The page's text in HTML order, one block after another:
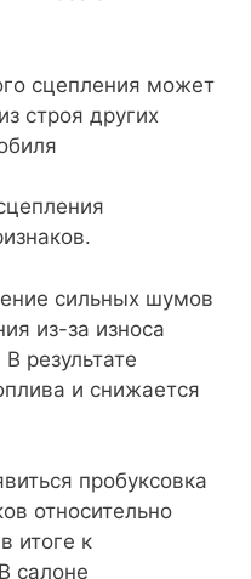
сцепления может
строя других
сильных шумов
из-за износа
результате
и снижается
пробуксовка
относительно
итоге к
салоне